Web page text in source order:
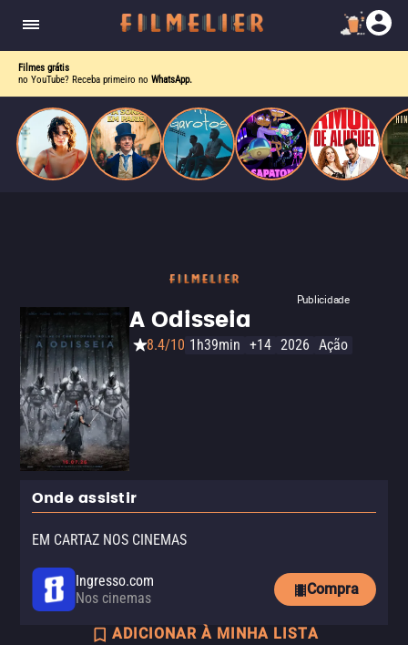
Filmes grátis
no YouTube? Receba primeiro no WhatsApp.
Publicidade
A Odisseia
8.4/10 1h39min +14 2026 Ação
Onde assistir
EM CARTAZ NOS CINEMAS
Ingresso.com
Nos cinemas
Compra
ADICIONAR À MINHA LISTA
escrevia e a vida real começa a desaparecer.